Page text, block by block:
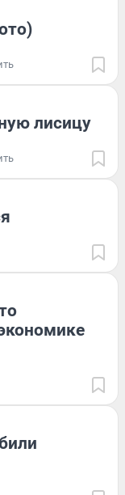
лисицу